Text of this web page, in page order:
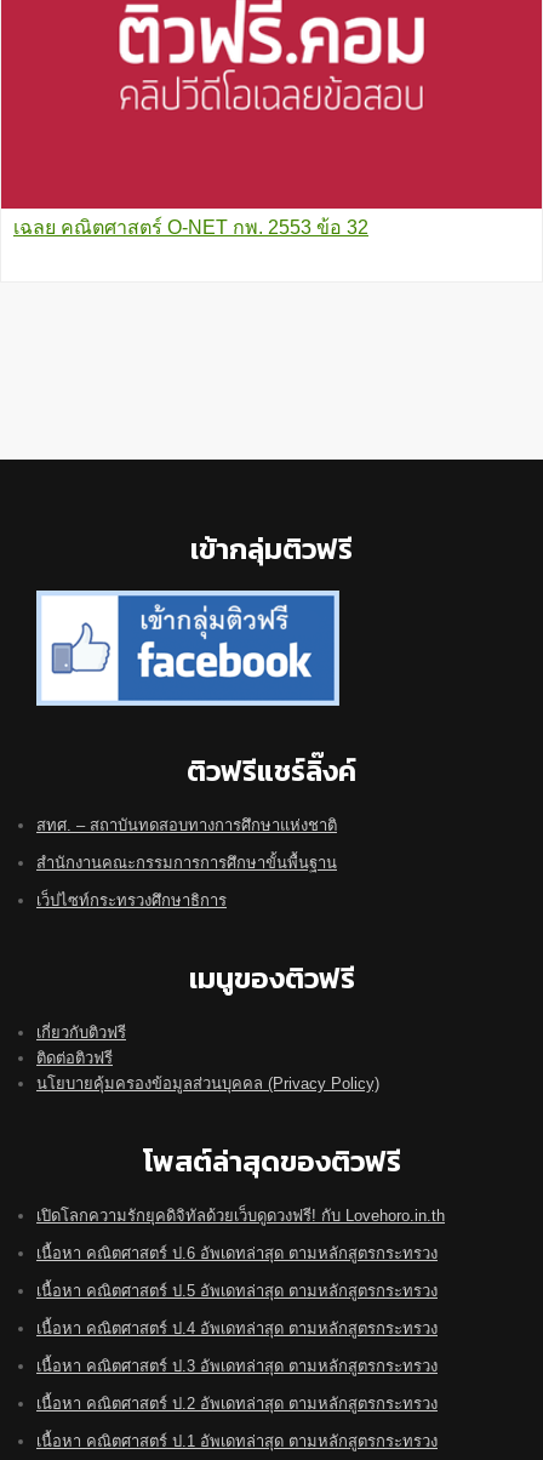
เฉลย คณิตศาสตร์ O-NET กพ. 2553 ข้อ 32
เข้ากลุ่มติวฟรี
ติวฟรีแชร์ลิ๊งค์
สทศ. – สถาบันทดสอบทางการศึกษาแห่งชาติ
สำนักงานคณะกรรมการการศึกษาขั้นพื้นฐาน
เว็ปไซท์กระทรวงศึกษาธิการ
เมนูของติวฟรี
เกี่ยวกับติวฟรี
ติดต่อติวฟรี
นโยบายคุ้มครองข้อมูลส่วนบุคคล (Privacy Policy)
โพสต์ล่าสุดของติวฟรี
เปิดโลกความรักยุคดิจิทัลด้วยเว็บดูดวงฟรี! กับ Lovehoro.in.th
เนื้อหา คณิตศาสตร์ ป.6 อัพเดทล่าสุด ตามหลักสูตรกระทรวง
เนื้อหา คณิตศาสตร์ ป.5 อัพเดทล่าสุด ตามหลักสูตรกระทรวง
เนื้อหา คณิตศาสตร์ ป.4 อัพเดทล่าสุด ตามหลักสูตรกระทรวง
เนื้อหา คณิตศาสตร์ ป.3 อัพเดทล่าสุด ตามหลักสูตรกระทรวง
เนื้อหา คณิตศาสตร์ ป.2 อัพเดทล่าสุด ตามหลักสูตรกระทรวง
เนื้อหา คณิตศาสตร์ ป.1 อัพเดทล่าสุด ตามหลักสูตรกระทรวง